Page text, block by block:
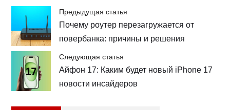
Предыдущая статья
Почему роутер перезагружается от
повербанка: причины и решения
Следующая статья
Айфон 17: Каким будет новый iPhone 17
новости инсайдеров